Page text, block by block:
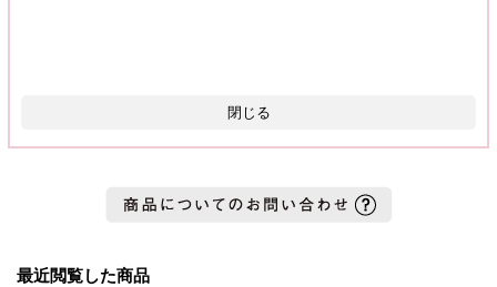
閉じる
最近閲覧した商品